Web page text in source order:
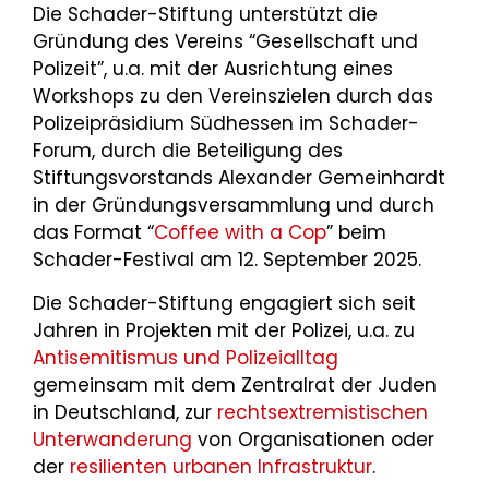
Die Schader-Stiftung unterstützt die
Gründung des Vereins “Gesellschaft und
Polizeit”, u.a. mit der Ausrichtung eines
Workshops zu den Vereinszielen durch das
Polizeipräsidium Südhessen im Schader-
Forum, durch die Beteiligung des
Stiftungsvorstands Alexander Gemeinhardt
in der Gründungsversammlung und durch
das Format “Coffee with a Cop” beim
Schader-Festival am 12. September 2025.
Die Schader-Stiftung engagiert sich seit
Jahren in Projekten mit der Polizei, u.a. zu
Antisemitismus und Polizeialltag
gemeinsam mit dem Zentralrat der Juden
in Deutschland, zur rechtsextremistischen
Unterwanderung von Organisationen oder
der resilienten urbanen Infrastruktur.